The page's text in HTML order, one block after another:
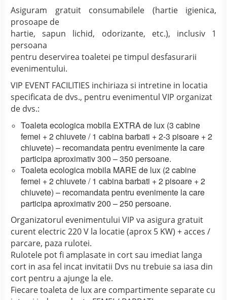
Asiguram gratuit consumabilele (hartie igienica,
prosoape de
hartie, sapun lichid, odorizante, etc.), inclusiv 1
persoana
pentru deservirea toaletei pe timpul desfasurarii
evenimentului.
VIP EVENT FACILITIES inchiriaza si intretine in locatia
specificata de dvs., pentru evenimentul VIP organizat
de dvs.:
Toaleta ecologica mobila EXTRA de lux (3 cabine
femei + 2 chiuvete / 1 cabina barbati + 2-3 pisoare + 2
chiuvete) – recomandata pentru evenimente la care
participa aproximativ 300 – 350 persoane.
Toaleta ecologica mobila MARE de lux (2 cabine
femei + 2 chiuvete / 1 cabina barbati + 2 pisoare + 2
chiuvete) – recomandata pentru evenimente la care
participa aproximativ 200 – 250 persoane.
Organizatorul evenimentului VIP va asigura gratuit
curent electric 220 V la locatie (aprox 5 KW) + acces /
parcare, paza rulotei.
Rulotele pot fi amplasate in cort sau imediat langa
cort in asa fel incat invitatii Dvs nu trebuie sa iasa din
cort pentru a ajunge la ele.
Fiecare toaleta de lux are compartimente separate cu